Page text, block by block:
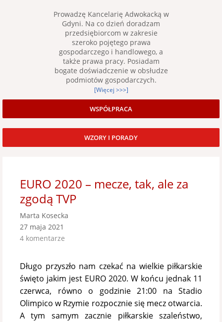
Prowadzę Kancelarię Adwokacką w
Gdyni. Na co dzień doradzam
przedsiębiorcom w zakresie
szeroko pojętego prawa
gospodarczego i handlowego, a
także prawa pracy. Posiadam
bogate doświadczenie w obsłudze
podmiotów gospodarczych.
[Więcej >>>]
WSPÓŁPRACA
WZORY I PORADY
EURO 2020 – mecze, tak, ale za
zgodą TVP
Marta Kosecka
27 maja 2021
4 komentarze
Długo przyszło nam czekać na wielkie piłkarskie
święto jakim jest EURO 2020. W końcu jednak 11
czerwca, równo o godzinie 21:00 na Stadio
Olimpico w Rzymie rozpocznie się mecz otwarcia.
A tym samym zacznie piłkarskie szaleństwo,